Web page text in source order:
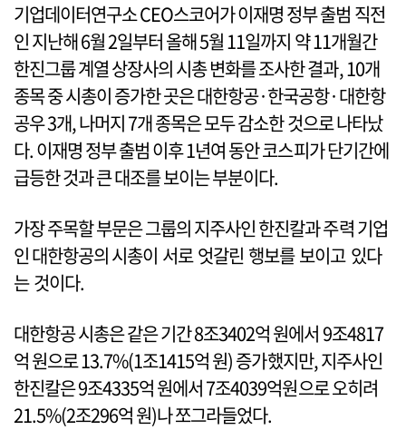
기업데이터연구소 CEO스코어가 이재명 정부 출범 직전
인 지난해 6월 2일부터 올해 5월 11일까지 약 11개월간
한진그룹 계열 상장사의 시총 변화를 조사한 결과, 10개
종목 중 시총이 증가한 곳은 대한항공·한국공항·대한항
공우 3개, 나머지 7개 종목은 모두 감소한 것으로 나타났
다. 이재명 정부 출범 이후 1년여 동안 코스피가 단기간에
급등한 것과 큰 대조를 보이는 부분이다.
가장 주목할 부문은 그룹의 지주사인 한진칼과 주력 기업
인 대한항공의 시총이 서로 엇갈린 행보를 보이고 있다
는 것이다.
대한항공 시총은 같은 기간 8조3402억 원에서 9조4817
억 원으로 13.7%(1조1415억 원) 증가했지만, 지주사인
한진칼은 9조4335억 원에서 7조4039억원으로 오히려
21.5%(2조296억 원)나 쪼그라들었다.